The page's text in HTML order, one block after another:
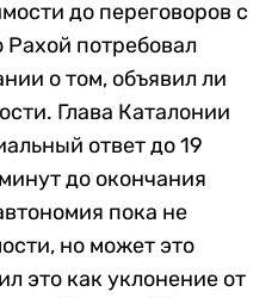
до переговоров с
потребовал
о том, объявил ли
Глава Каталонии
ответ до 19
до окончания
пока не
но может это
это как уклонение от